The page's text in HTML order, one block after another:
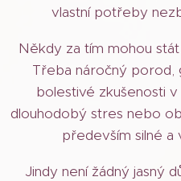
vlastní potřeby
Někdy za tím mohou
Třeba náročný porod,
bolestivé zkušenosti
dlouhodobý stres nebo
především silné a
Jindy není žádný jasný